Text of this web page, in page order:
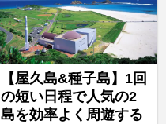
【屋久島&種子島】1回
の短い日程で人気の2
島を効率よく周遊する